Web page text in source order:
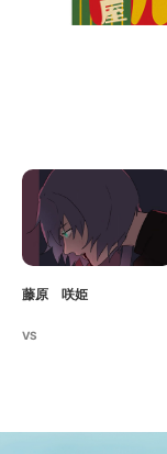
藤原 咲姫
VS